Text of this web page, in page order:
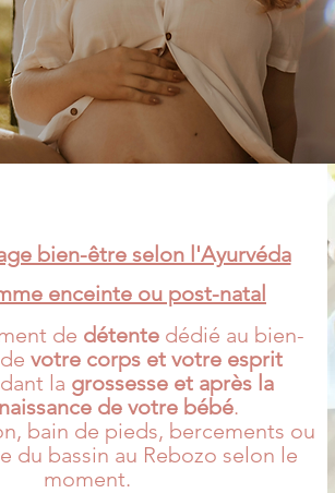
bien-être selon l'Ayurvéda
enceinte ou post-natal
de détente dédié au bien-
votre corps et votre esprit
la grossesse et après la
naissance de votre bébé.
bain de pieds, bercements ou
du bassin au Rebozo selon le
moment.